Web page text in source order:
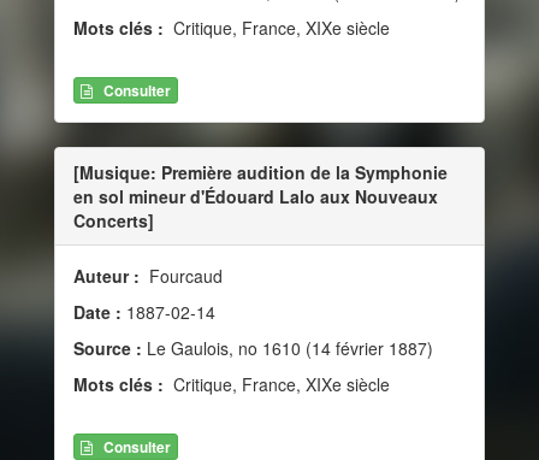
Mots clés : Critique, France, XIXe siècle
Consulter
[Musique: Première audition de la Symphonie
en sol mineur d'Édouard Lalo aux Nouveaux
Concerts]
Auteur : Fourcaud
Date : 1887-02-14
Source : Le Gaulois, no 1610 (14 février 1887)
Mots clés : Critique, France, XIXe siècle
Consulter